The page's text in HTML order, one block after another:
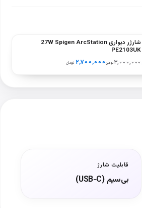
شارژر دیواری 27W Spigen ArcStation
PE2103UK
۳,۰۰۰,۰۰۰تومان۲,۷۰۰,۰۰۰ تومان
قابلیت شارژ
بی‌سیم (USB‑C)